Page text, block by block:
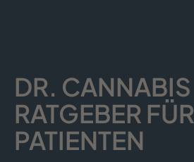
DR. CANNABIS
RATGEBER FÜR
PATIENTEN